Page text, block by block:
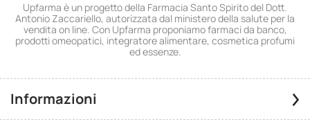
Upfarma è un progetto della Farmacia Santo Spirito del Dott.
Antonio Zaccariello, autorizzata dal ministero della salute per la
vendita on line. Con Upfarma proponiamo farmaci da banco,
prodotti omeopatici, integratore alimentare, cosmetica profumi
ed essenze.
Informazioni